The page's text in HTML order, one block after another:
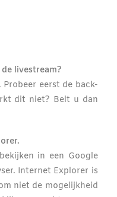
livestream?
Probeer eerst de back-
dit niet? Belt u dan
in een Google
Internet Explorer is
niet de mogelijkheid